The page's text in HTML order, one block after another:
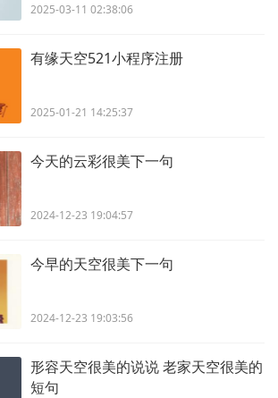
2025-03-11 02:38:06
有缘天空521小程序注册
2025-01-21 14:25:37
今天的云彩很美下一句
2024-12-23 19:04:57
今早的天空很美下一句
2024-12-23 19:03:56
形容天空很美的说说 老家天空很美的
短句